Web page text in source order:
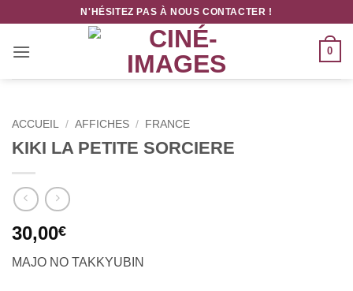
contenu
N'HÉSITEZ PAS À NOUS CONTACTER !
0
ACCUEIL / AFFICHES / FRANCE
KIKI LA PETITE SORCIERE
30,00€
MAJO NO TAKKYUBIN